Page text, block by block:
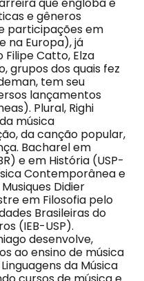
e gêneros
participações em
na Europa), já
Catto, Elza
grupos dos quais fez
tem seu
lançamentos
Plural, Righi
música
da canção popular,
Bacharel em
e em História (USP-
Contemporânea e
Didier
em Filosofia pelo
Brasileiras do
(IEB-USP).
desenvolve,
ao ensino de música
da Música